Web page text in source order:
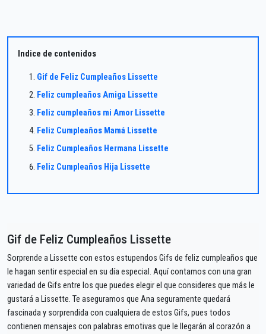
Indice de contenidos
Gif de Feliz Cumpleaños Lissette
Feliz cumpleaños Amiga Lissette
Feliz cumpleaños mi Amor Lissette
Feliz Cumpleaños Mamá Lissette
Feliz Cumpleaños Hermana Lissette
Feliz Cumpleaños Hija Lissette
Gif de Feliz Cumpleaños Lissette
Sorprende a Lissette con estos estupendos Gifs de feliz cumpleaños que
le hagan sentir especial en su día especial. Aquí contamos con una gran
variedad de Gifs entre los que puedes elegir el que consideres que más le
gustará a Lissette. Te aseguramos que Ana seguramente quedará
fascinada y sorprendida con cualquiera de estos Gifs, pues todos
contienen mensajes con palabras emotivas que le llegarán al corazón a